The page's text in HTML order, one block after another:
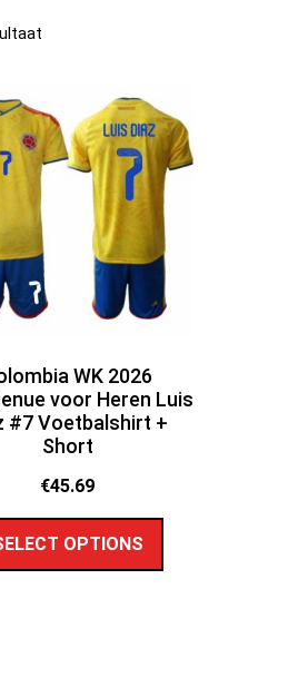
WK 2026
voor Heren Luis
#7 Voetbalshirt +
Short
€45.69
OPTIONS